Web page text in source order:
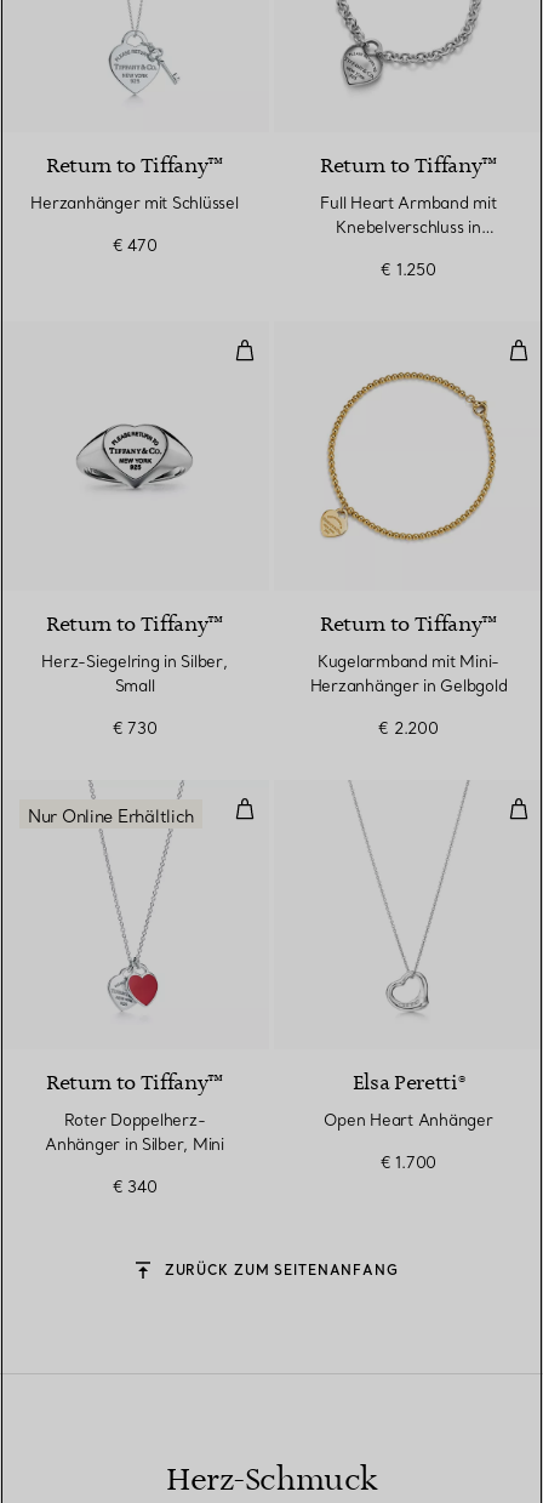
Return to Tiffany™
Herzanhänger mit Schlüssel
€ 470
Return to Tiffany™
Full Heart Armband mit
Knebelverschluss in
€ 1.250
Herz-Siegelring in Silber, Small
Return to Tiffany™
Herz-Siegelring in Silber,
Small
€ 730
Return to Tiffany™
Kugelarmband mit Mini-
Herzanhänger in Gelbgold
€ 2.200
Roter Doppelherz-Anhänger in
4 Farben
Nur Online Erhältlich
Return to Tiffany™
Roter Doppelherz-
Anhänger in Silber, Mini
€ 340
Elsa Peretti®
Open Heart Anhänger
€ 1.700
ZURÜCK ZUM SEITENANFANG
Herz-Schmuck